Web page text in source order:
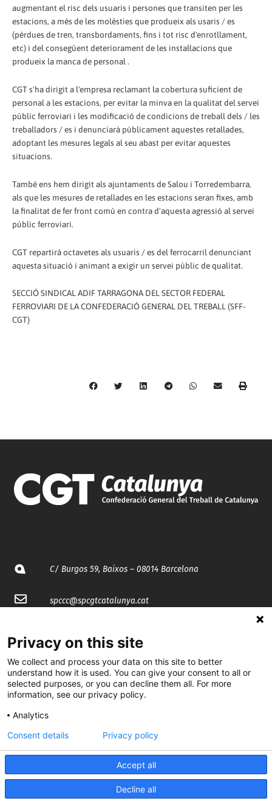
augmentant el risc dels usuaris i persones que transiten per les
estacions, a més de les molèsties que produeix als usaris / es
(pèrdues de tren, transbordaments, fins i tot risc d'enrotllament,
etc) i del consegüent deteriorament de les instal·lacions que
produeix la manca de personal .
CGT s'ha dirigit a l'empresa reclamant la cobertura suficient de
personal a les estacions, per evitar la minva en la qualitat del servei
públic ferroviari i les modificació de condicions de treball dels / les
treballadors / es i denunciarà públicament aquestes retallades,
adoptant les mesures legals al seu abast per evitar aquestes
situacions.
També ens hem dirigit als ajuntaments de Salou i Torredembarra,
als que les mesures de retallades en les estacions seran fixes, amb
la finalitat de fer front comú en contra d'aquesta agressió al servei
públic ferroviari.
CGT repartirà octavetes als usuaris / es del ferrocarril denunciant
aquesta situació i animant a exigir un servei públic de qualitat.
SECCIÓ SINDICAL ADIF TARRAGONA DEL SECTOR FEDERAL
FERROVIARI DE LA CONFEDERACIÓ GENERAL DEL TREBALL (SFF-
CGT)
C/ Burgos 59, Baixos – 08014 Barcelona
spccc@spcgtcatalunya.cat
@CGTCatalunya
cgtcatalunya
CGTCatalunya
cgtcatalunya
Desenvolupat per
Privacy on this site
We collect and process your data on this site to better
understand how it is used. You can give your consent to all or
selected purposes, or you can decline them all. For more
information, see our privacy policy.
Analytics
Accept all
Decline all
Consent details Privacy policy